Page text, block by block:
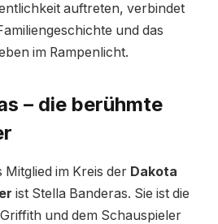
auftreten, verbindet
und das
im Rampenlicht.
– die berühmte
Mitglied im Kreis der Dakota
ist Stella Banderas. Sie ist die
und dem Schauspieler